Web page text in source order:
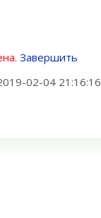
Завершить
02-04 21:16:16